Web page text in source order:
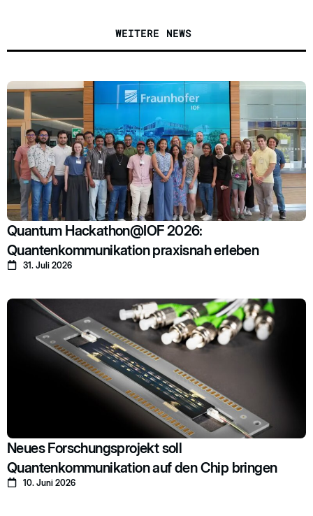
WEITERE NEWS
Quantum Hackathon@IOF 2026:
Quantenkommunikation praxisnah erleben
31. Juli 2026
Neues Forschungsprojekt soll
Quantenkommunikation auf den Chip bringen
10. Juni 2026